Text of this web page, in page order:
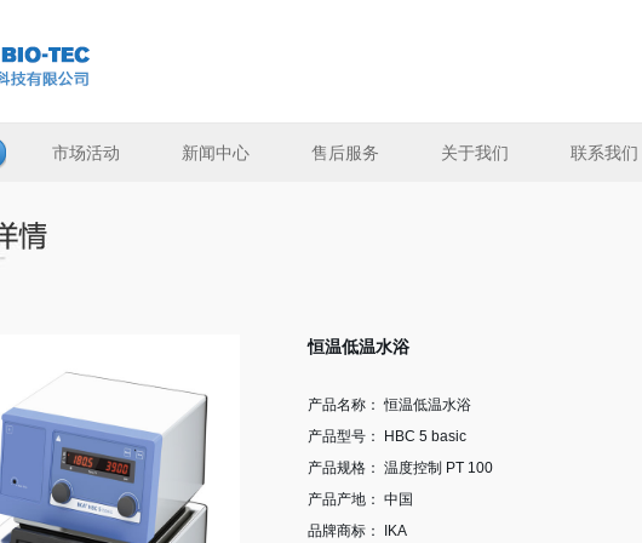
市场活动 新闻中心 售后服务 关于我们 联系我们
恒温低温水浴
产品名称： 恒温低温水浴
产品型号： HBC 5 basic
产品规格： 温度控制 PT 100
产品产地： 中国
品牌商标： IKA